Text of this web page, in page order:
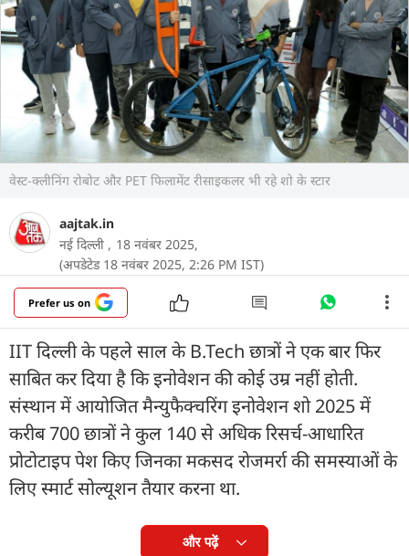
वेस्ट-क्लीनिंग रोबोट और PET फिलामेंट रीसाइकलर भी रहे शो के स्टार
aajtak.in
नई दिल्ली , 18 नवंबर 2025,
(अपडेटेड 18 नवंबर 2025, 2:26 PM IST)
Prefer us on
IIT दिल्ली के पहले साल के B.Tech छात्रों ने एक बार फिर
साबित कर दिया है कि इनोवेशन की कोई उम्र नहीं होती.
संस्थान में आयोजित मैन्युफैक्चरिंग इनोवेशन शो 2025 में
करीब 700 छात्रों ने कुल 140 से अधिक रिसर्च-आधारित
प्रोटोटाइप पेश किए जिनका मकसद रोजमर्रा की समस्याओं के
लिए स्मार्ट सोल्यूशन तैयार करना था.
और पढ़ें